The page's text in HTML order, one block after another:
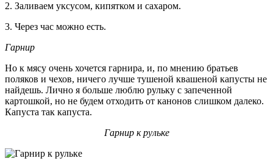
2. Заливаем уксусом, кипятком и сахаром.
3. Через час можно есть.
Гарнир
Но к мясу очень хочется гарнира, и, по мнению братьев
поляков и чехов, ничего лучше тушеной квашеной капусты не
найдешь. Лично я больше люблю рульку с запеченной
картошкой, но не будем отходить от канонов слишком далеко.
Капуста так капуста.
Гарнир к рульке